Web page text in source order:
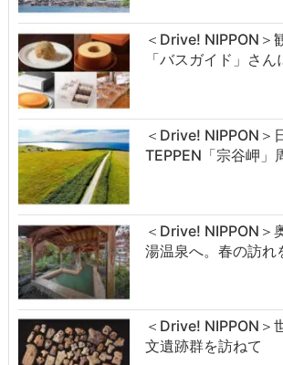
＜Drive! NIPPON＞
「バスガイド」さ
＜Drive! NIPPON＞
TEPPEN「宗谷岬」
＜Drive! NIPPON＞
湯温泉へ。春の訪
＜Drive! NIPPON＞
文遺跡群を訪ねて